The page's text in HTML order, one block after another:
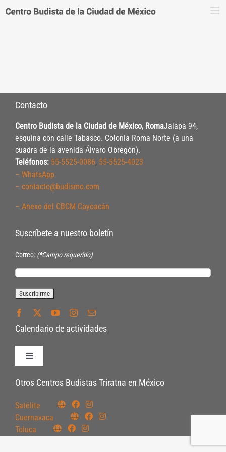
Contacto
Centro Budista de la Ciudad de México, RomaJalapa 94,
esquina con calle Tabasco. Colonia Roma Norte (a una
cuadra de la avenida Álvaro Obregón).
Teléfonos: 55-5525-0086, 55-5525-4023
– WhatsApp
– contacto@budismo.com
– Anexo del CBCM Coyoacán
Suscríbete a nuestro boletín
Correo: (*Campo requerido)
Calendario de actividades
Toggle
Políticas de Inscripción
Políticas Internas
Otros Centros Budistas Triratna en México
Satélite
Cuernavaca
Toluca